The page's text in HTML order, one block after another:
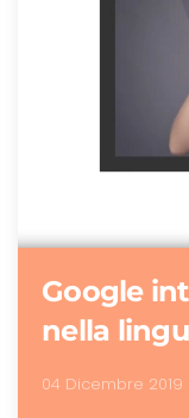
Google
nella
04 Dicembre 2019